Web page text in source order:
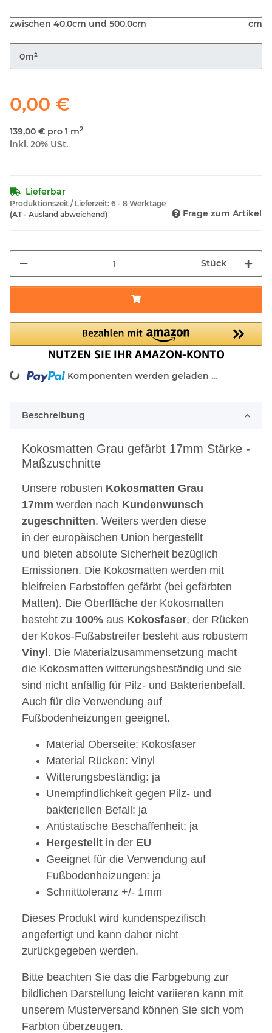
zwischen 40.0cm und 500.0cm cm
0,00 €
139,00 € pro 1 m2
inkl. 20% USt.
Lieferbar
Produktionszeit / Lieferzeit: 6 - 8 Werktage
(AT - Ausland abweichend)
Frage zum Artikel
Stück
Komponenten werden geladen ...
Beschreibung
Kokosmatten Grau gefärbt 17mm Stärke -
Maßzuschnitte
Unsere robusten Kokosmatten Grau
17mm werden nach Kundenwunsch
zugeschnitten. Weiters werden diese
in der europäischen Union hergestellt
und bieten absolute Sicherheit bezüglich
Emissionen. Die Kokosmatten werden mit
bleifreien Farbstoffen gefärbt (bei gefärbten
Matten). Die Oberfläche der Kokosmatten
besteht zu 100% aus Kokosfaser, der Rücken
der Kokos-Fußabstreifer besteht aus robustem
Vinyl . Die Materialzusammensetzung macht
die Kokosmatten witterungsbeständig und sie
sind nicht anfällig für Pilz- und Bakterienbefall.
Auch für die Verwendung auf
Fußbodenheizungen geeignet.
Material Oberseite: Kokosfaser
Material Rücken: Vinyl
Witterungsbeständig: ja
Unempfindlichkeit gegen Pilz- und
bakteriellen Befall: ja
Antistatische Beschaffenheit: ja
Hergestellt in der EU
Geeignet für die Verwendung auf
Fußbodenheizungen: ja
Schnitttoleranz +/- 1mm
Dieses Produkt wird kundenspezifisch
angefertigt und kann daher nicht
zurückgegeben werden.
Bitte beachten Sie das die Farbgebung zur
bildlichen Darstellung leicht variieren kann mit
unserem Musterversand können Sie sich vom
Farbton überzeugen.